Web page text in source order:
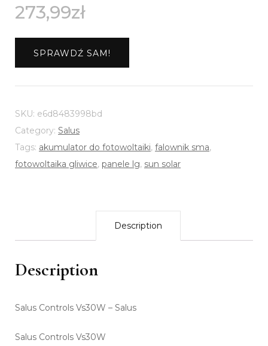
273,99zł
SPRAWDŹ SAM!
SKU: e6d8483998bd
Category: Salus
Tags: akumulator do fotowoltaiki, falownik sma,
fotowoltaika gliwice, panele lg, sun solar
Description
Description
Salus Controls Vs30W – Salus
Salus Controls Vs30W